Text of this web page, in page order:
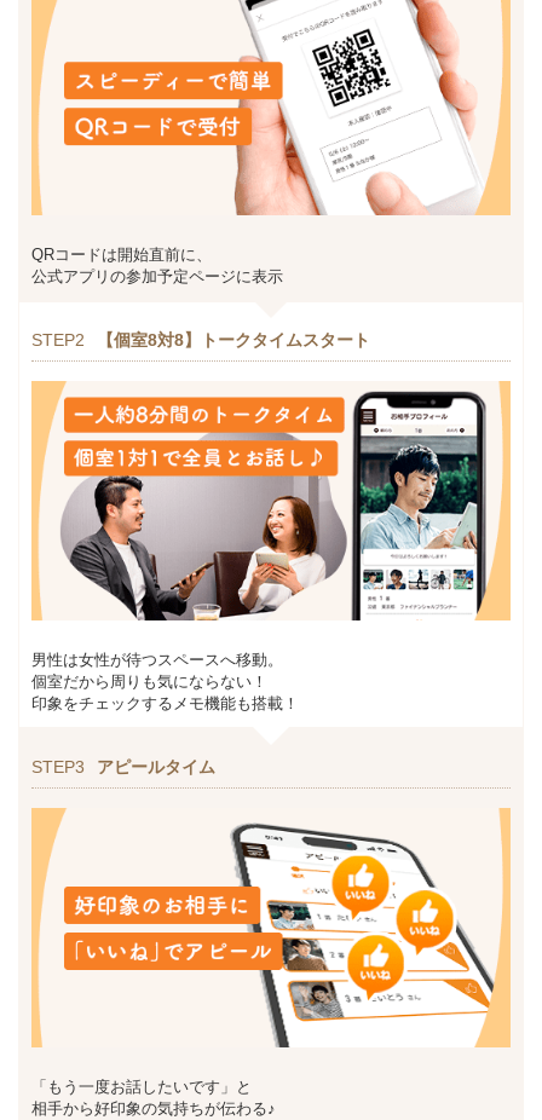
QRコードは開始直前に、
公式アプリの参加予定ページに表示
STEP2 【個室8対8】トークタイムスタート
男性は女性が待つスペースへ移動。
個室だから周りも気にならない！
印象をチェックするメモ機能も搭載！
STEP3 アピールタイム
「もう一度お話したいです」と
相手から好印象の気持ちが伝わる♪